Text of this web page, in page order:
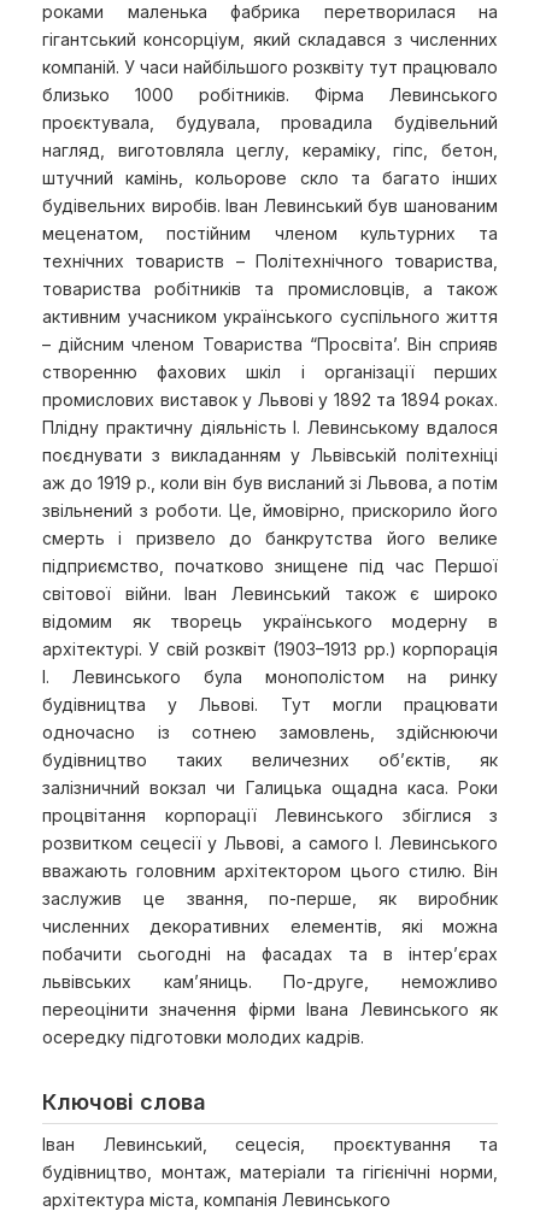
роками маленька фабрика перетворилася на
гігантський консорціум, який складався з численних
компаній. У часи найбільшого розквіту тут працювало
близько 1000 робітників. Фірма Левинського
проєктувала, будувала, провадила будівельний
нагляд, виготовляла цеглу, кераміку, гіпс, бетон,
штучний камінь, кольорове скло та багато інших
будівельних виробів. Іван Левинський був шанованим
меценатом, постійним членом культурних та
технічних товариств – Політехнічного товариства,
товариства робітників та промисловців, а також
активним учасником українського суспільного життя
– дійсним членом Товариства “Просвіта’. Він сприяв
створенню фахових шкіл і організації перших
промислових виставок у Львові у 1892 та 1894 роках.
Плідну практичну діяльність І. Левинському вдалося
поєднувати з викладанням у Львівській політехніці
аж до 1919 р., коли він був висланий зі Львова, а потім
звільнений з роботи. Це, ймовірно, прискорило його
смерть і призвело до банкрутства його велике
підприємство, початково знищене під час Першої
світової війни. Іван Левинський також є широко
відомим як творець українського модерну в
архітектурі. У свій розквіт (1903–1913 рр.) корпорація
І. Левинського була монополістом на ринку
будівництва у Львові. Тут могли працювати
одночасно із сотнею замовлень, здійснюючи
будівництво таких величезних об’єктів, як
залізничний вокзал чи Галицька ощадна каса. Роки
процвітання корпорації Левинського збіглися з
розвитком сецесії у Львові, а самого І. Левинського
вважають головним архітектором цього стилю. Він
заслужив це звання, по-перше, як виробник
численних декоративних елементів, які можна
побачити сьогодні на фасадах та в інтер’єрах
львівських кам’яниць. По-друге, неможливо
переоцінити значення фірми Івана Левинського як
осередку підготовки молодих кадрів.
Ключові слова
Іван Левинський, сецесія, проєктування та
будівництво, монтаж, матеріали та гігієнічні норми,
архітектура міста, компанія Левинського